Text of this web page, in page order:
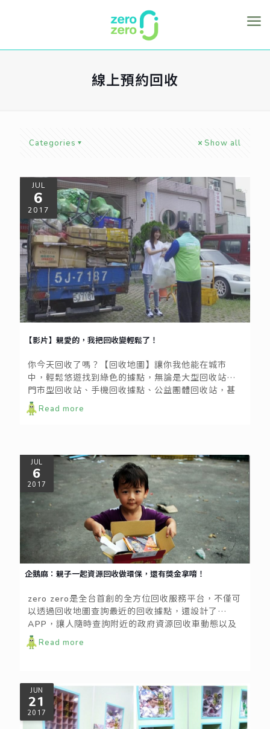
線上預約回收
Categories Show all
JUL
6
2017
【影片】親愛的，我把回收變輕鬆了！
你今天回收了嗎？【回收地圖】讓你我他能在城市
中，輕鬆悠遊找到綠色的據點，無論是大型回收站、
門市型回收站、手機回收據點、公益團體回收站，甚
至是個體戶的回收員，透過zero zero回收地圖都能輕
鬆搜尋得到。除此之外，地圖上還會即時更新資源回
Read more
JUL
6
2017
企鵝麻：親子一起資源回收做環保，還有獎金拿唷！
zero zero是全台首創的全方位回收服務平台，不僅可
以透過回收地圖查詢最近的回收據點，還設計了
APP，讓人隨時查詢附近的政府資源回收車動態以及
居家附近的資源回收中心所在地點，真的超級方便的!!
小海豚是貼心的小孩~都會主動幫忙做家事，看到企鵝
Read more
JUN
21
2017